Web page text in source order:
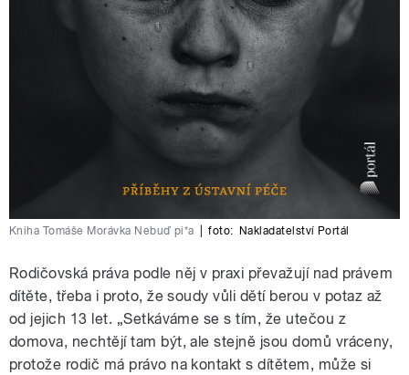
Kniha Tomáše Morávka Nebuď pi*a foto: Nakladatelství Portál
Rodičovská práva podle něj v praxi převažují nad právem
dítěte, třeba i proto, že soudy vůli dětí berou v potaz až
od jejich 13 let. „Setkáváme se s tím, že utečou z
domova, nechtějí tam být, ale stejně jsou domů vráceny,
protože rodič má právo na kontakt s dítětem, může si